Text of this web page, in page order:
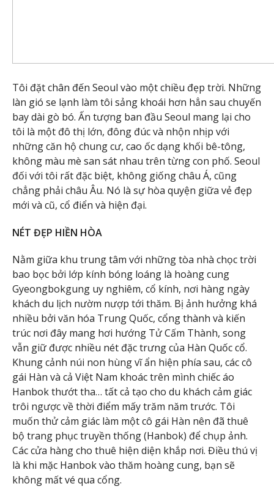
Tôi đặt chân đến Seoul vào một chiều đẹp trời. Những
làn gió se lạnh làm tôi sảng khoái hơn hẳn sau chuyến
bay dài gò bó. Ấn tượng ban đầu Seoul mang lại cho
tôi là một đô thị lớn, đông đúc và nhộn nhịp với
những căn hộ chung cư, cao ốc dạng khối bê-tông,
không màu mè san sát nhau trên từng con phố. Seoul
đối với tôi rất đặc biệt, không giống châu Á, cũng
chẳng phải châu Âu. Nó là sự hòa quyện giữa vẻ đẹp
mới và cũ, cổ điển và hiện đại.
NÉT ĐẸP HIỀN HÒA
Nằm giữa khu trung tâm với những tòa nhà chọc trời
bao bọc bởi lớp kính bóng loáng là hoàng cung
Gyeongbokgung uy nghiêm, cổ kính, nơi hàng ngày
khách du lịch nườm nượp tới thăm. Bị ảnh hưởng khá
nhiều bởi văn hóa Trung Quốc, cổng thành và kiến
trúc nơi đây mang hơi hướng Tử Cấm Thành, song
vẫn giữ được nhiều nét đặc trưng của Hàn Quốc cổ.
Khung cảnh núi non hùng vĩ ẩn hiện phía sau, các cô
gái Hàn và cả Việt Nam khoác trên mình chiếc áo
Hanbok thướt tha… tất cả tạo cho du khách cảm giác
trôi ngược về thời điểm mấy trăm năm trước. Tôi
muốn thử cảm giác làm một cô gái Hàn nên đã thuê
bộ trang phục truyền thống (Hanbok) để chụp ảnh.
Các cửa hàng cho thuê hiện diện khắp nơi. Điều thú vị
là khi mặc Hanbok vào thăm hoàng cung, bạn sẽ
không mất vé qua cổng.